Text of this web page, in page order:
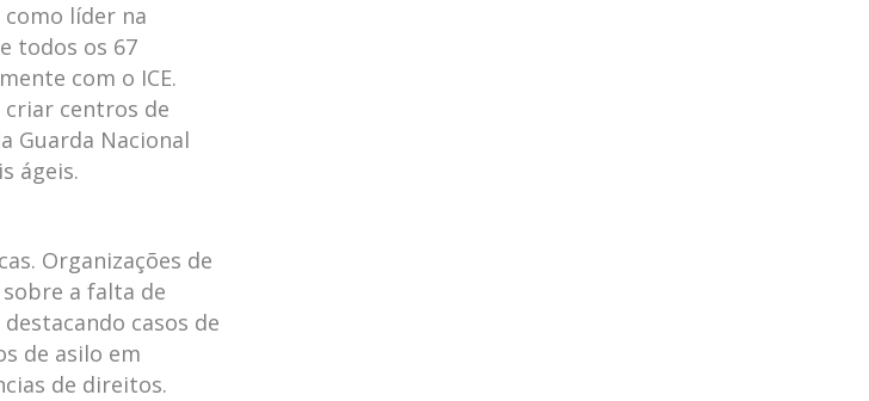
líder na
todos os 67
com o ICE.
centros de
Guarda Nacional
ágeis.
Organizações de
a falta de
casos de
de asilo em
de direitos.